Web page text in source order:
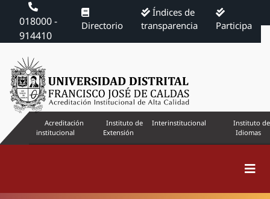
018000 -
914410
Directorio
Índices de
transparencia
Participa
Acreditación
institucional
Instituto de
Extensión
Interinstitucional
Instituto de
Idiomas